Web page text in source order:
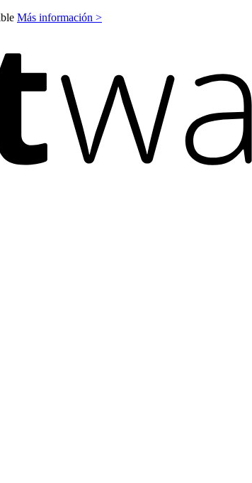
Más información >